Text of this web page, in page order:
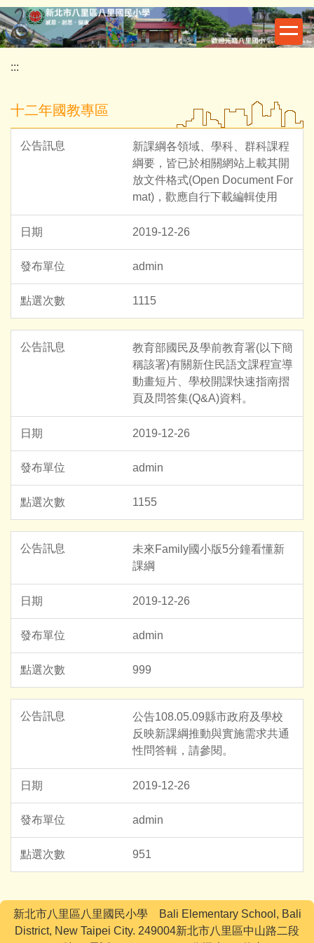
跳
到
主
區
:::
十二年國教專區
新課綱各領域、學科、群科課程
綱要，皆已於相關網站上載其開
放文件格式(Open Document For
mat)，歡應自行下載編輯使用
2019-12-26
admin
1115
教育部國民及學前教育署(以下簡
稱該署)有關新住民語文課程宣導
動畫短片、學校開課快速指南摺
頁及問答集(Q&A)資料。
2019-12-26
admin
1155
未來Family國小版5分鐘看懂新
課綱
2019-12-26
admin
999
公告108.05.09縣市政府及學校
反映新課綱推動與實施需求共通
性問答輯，請參閱。
2019-12-26
admin
951
新北市八里區八里國民小學 Bali Elementary School, Bali
District, New Taipei City. 249004新北市八里區中山路二段